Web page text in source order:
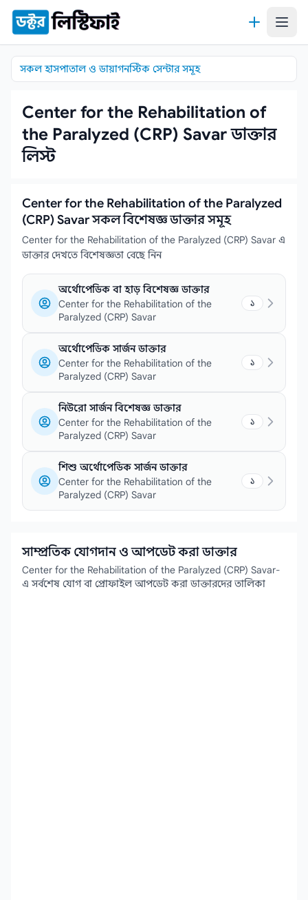
কন্টেন্টে যান
সকল হাসপাতাল ও ডায়াগনস্টিক সেন্টার সমূহ
Center for the Rehabilitation of
the Paralyzed (CRP) Savar ডাক্তার
লিস্ট
Center for the Rehabilitation of the Paralyzed
(CRP) Savar সকল বিশেষজ্ঞ ডাক্তার সমূহ
Center for the Rehabilitation of the Paralyzed (CRP) Savar এ
ডাক্তার দেখতে বিশেষজ্ঞতা বেছে নিন
অর্থোপেডিক বা হাড় বিশেষজ্ঞ ডাক্তার
Center for the Rehabilitation of the
Paralyzed (CRP) Savar
১
অর্থোপেডিক সার্জন ডাক্তার
Center for the Rehabilitation of the
Paralyzed (CRP) Savar
১
নিউরো সার্জন বিশেষজ্ঞ ডাক্তার
Center for the Rehabilitation of the
Paralyzed (CRP) Savar
১
শিশু অর্থোপেডিক সার্জন ডাক্তার
Center for the Rehabilitation of the
Paralyzed (CRP) Savar
১
সাম্প্রতিক যোগদান ও আপডেট করা ডাক্তার
Center for the Rehabilitation of the Paralyzed (CRP) Savar-
এ সর্বশেষ যোগ বা প্রোফাইল আপডেট করা ডাক্তারদের তালিকা